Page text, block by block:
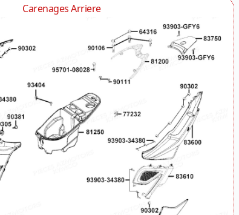
Carenages Arriere